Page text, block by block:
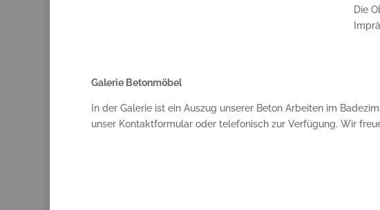
Die
Galerie Betonmöbel
In der Galerie ist ein Auszug unserer Beton Arbeiten im
unser Kontaktformular oder telefonisch zur Verfügung. Wir